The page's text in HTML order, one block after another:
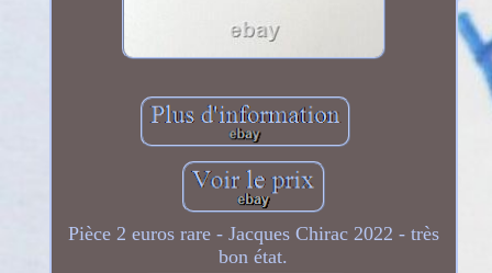
Pièce 2 euros rare - Jacques Chirac 2022 - très
bon état.